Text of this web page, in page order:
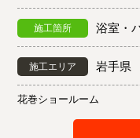
施工箇所 浴室・
施工エリア 岩手県
花巻ショールーム